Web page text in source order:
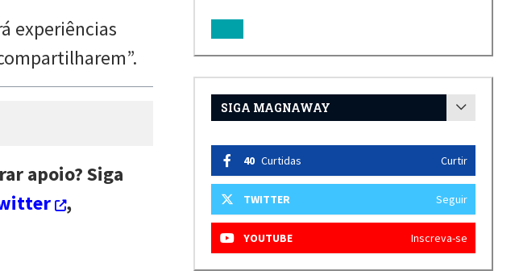
experiências
apoio? Siga
,
SIGA MAGNAWAY
40 Curtidas Curtir
TWITTER Seguir
YOUTUBE Inscreva-se